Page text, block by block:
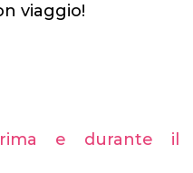
viaggio!
e durante il